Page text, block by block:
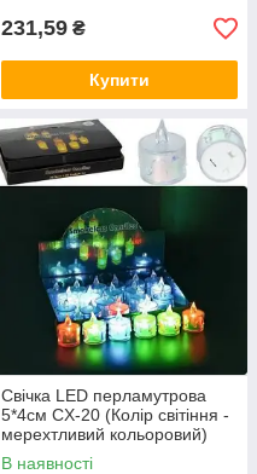
231,59 ₴
Купити
Свічка LED перламутрова
5*4см CX-20 (Колір світіння -
мерехтливий кольоровий)
MZOPT
В наявності